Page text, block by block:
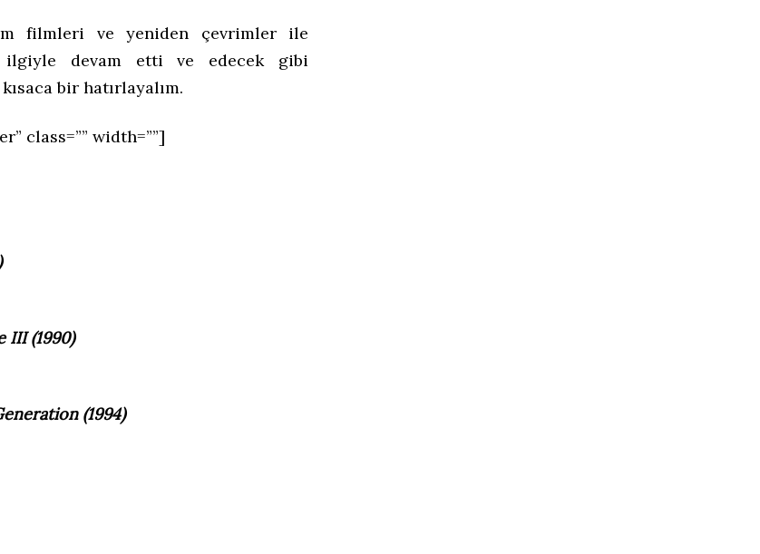
filmleri ve yeniden çevrimler ile
ilgiyle devam etti ve edecek gibi
bir hatırlayalım.
class=”” width=””]
III (1990)
(1994)